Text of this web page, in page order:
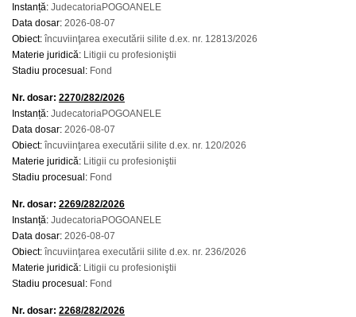
Instanță: JudecatoriaPOGOANELE
Data dosar: 2026-08-07
Obiect: încuviinţarea executării silite d.ex. nr. 12813/2026
Materie juridică: Litigii cu profesioniştii
Stadiu procesual: Fond
Nr. dosar: 2270/282/2026
Instanță: JudecatoriaPOGOANELE
Data dosar: 2026-08-07
Obiect: încuviinţarea executării silite d.ex. nr. 120/2026
Materie juridică: Litigii cu profesioniştii
Stadiu procesual: Fond
Nr. dosar: 2269/282/2026
Instanță: JudecatoriaPOGOANELE
Data dosar: 2026-08-07
Obiect: încuviinţarea executării silite d.ex. nr. 236/2026
Materie juridică: Litigii cu profesioniştii
Stadiu procesual: Fond
Nr. dosar: 2268/282/2026